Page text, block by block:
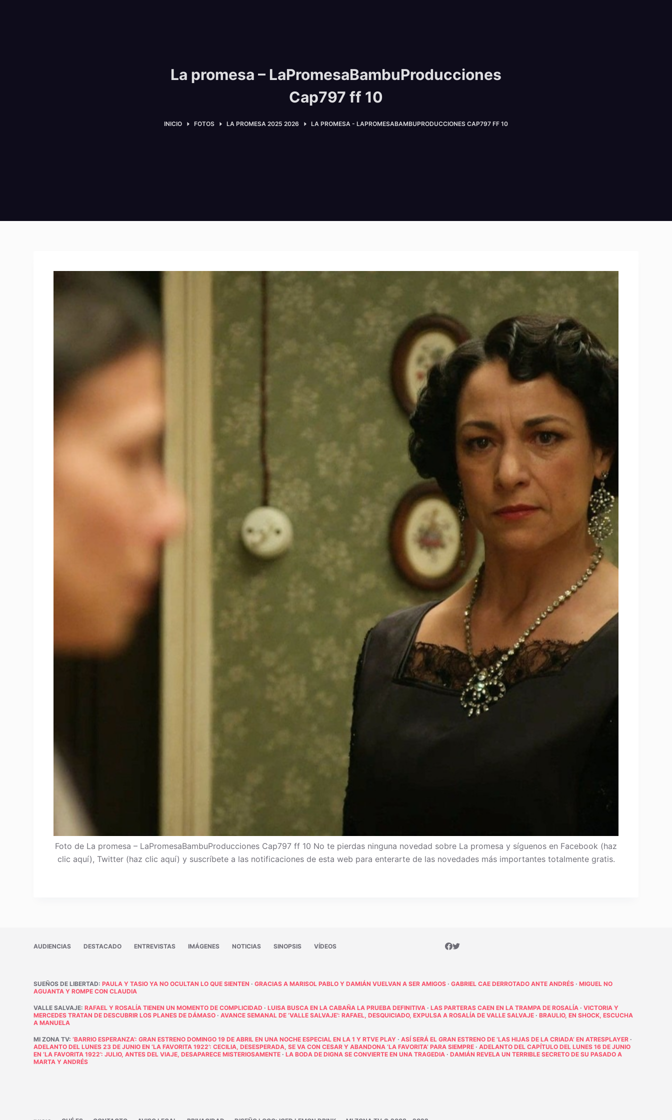
La promesa – LaPromesaBambuProducciones
Cap797 ff 10
INICIO FOTOS LA PROMESA 2025 2026 LA PROMESA - LAPROMESABAMBUPRODUCCIONES CAP797 FF 10
Foto de La promesa – LaPromesaBambuProducciones Cap797 ff 10 No te pierdas ninguna novedad sobre La promesa y síguenos en Facebook (haz
clic aquí), Twitter (haz clic aquí) y suscríbete a las notificaciones de esta web para enterarte de las novedades más importantes totalmente gratis.
AUDIENCIAS DESTACADO ENTREVISTAS IMÁGENES NOTICIAS SINOPSIS VÍDEOS
SUEÑOS DE LIBERTAD:PAULA Y TASIO YA NO OCULTAN LO QUE SIENTEN ·GRACIAS A MARISOL PABLO Y DAMIÁN VUELVAN A SER AMIGOS ·GABRIEL CAE DERROTADO ANTE ANDRÉS ·MIGUEL NO
AGUANTA Y ROMPE CON CLAUDIA
VALLE SALVAJE:RAFAEL Y ROSALÍA TIENEN UN MOMENTO DE COMPLICIDAD ·LUISA BUSCA EN LA CABAÑA LA PRUEBA DEFINITIVA ·LAS PARTERAS CAEN EN LA TRAMPA DE ROSALÍA ·VICTORIA Y
MERCEDES TRATAN DE DESCUBRIR LOS PLANES DE DÁMASO ·AVANCE SEMANAL DE ‘VALLE SALVAJE’: RAFAEL, DESQUICIADO, EXPULSA A ROSALÍA DE VALLE SALVAJE ·BRAULIO, EN SHOCK, ESCUCHA
A MANUELA
MI ZONA TV:‘BARRIO ESPERANZA’: GRAN ESTRENO DOMINGO 19 DE ABRIL EN UNA NOCHE ESPECIAL EN LA 1 Y RTVE PLAY ·ASÍ SERÁ EL GRAN ESTRENO DE ‘LAS HIJAS DE LA CRIADA’ EN ATRESPLAYER ·
ADELANTO DEL LUNES 23 DE JUNIO EN ‘LA FAVORITA 1922’: CECILIA, DESESPERADA, SE VA CON CESAR Y ABANDONA ‘LA FAVORITA’ PARA SIEMPRE ·ADELANTO DEL CAPÍTULO DEL LUNES 16 DE JUNIO
EN ‘LA FAVORITA 1922’: JULIO, ANTES DEL VIAJE, DESAPARECE MISTERIOSAMENTE ·LA BODA DE DIGNA SE CONVIERTE EN UNA TRAGEDIA ·DAMIÁN REVELA UN TERRIBLE SECRETO DE SU PASADO A
MARTA Y ANDRÉS